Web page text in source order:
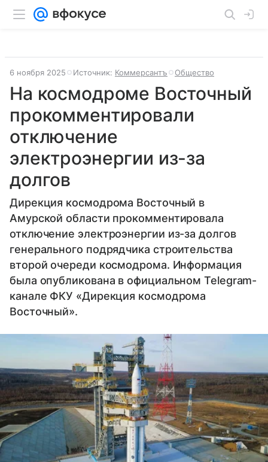
6 ноября 2025 Источник: Коммерсантъ Общество
На космодроме Восточный
прокомментировали
отключение
электроэнергии из-за
долгов
Дирекция космодрома Восточный в
Амурской области прокомментировала
отключение электроэнергии из-за долгов
генерального подрядчика строительства
второй очереди космодрома. Информация
была опубликована в официальном Telegram-
канале ФКУ «Дирекция космодрома
Восточный».